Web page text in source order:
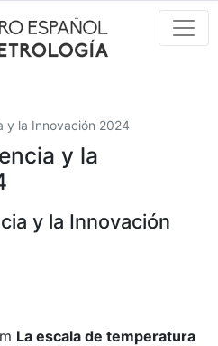
al
contenido
y la Innovación 2024
y la
y la Innovación
La escala de temperatura